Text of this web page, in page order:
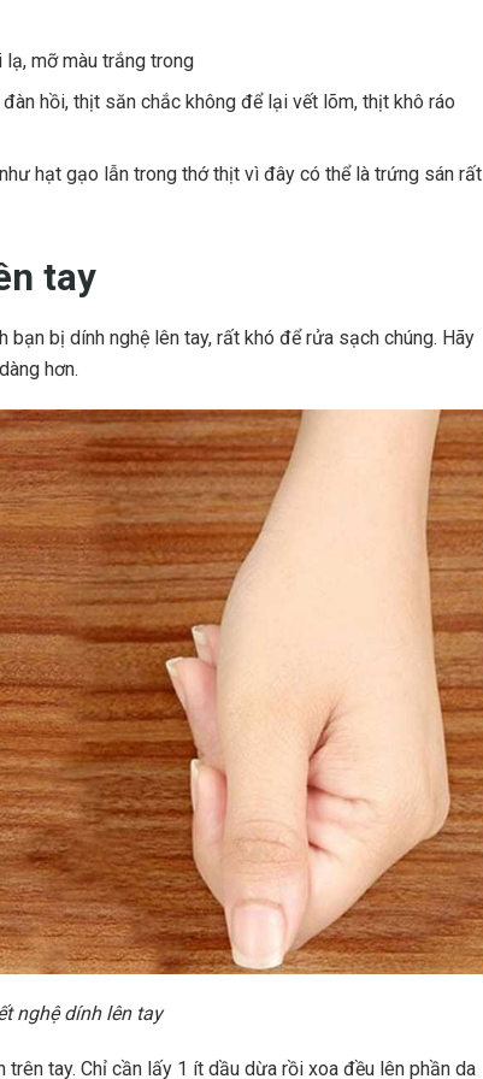
mỡ màu trắng trong
hồi, thịt săn chắc không để lại vết lõm, thịt khô ráo
hạt gạo lẫn trong thớ thịt vì đây có thể là trứng sán rất
tay
bị dính nghệ lên tay, rất khó để rửa sạch chúng. Hãy
hơn.
nghệ dính lên tay
tay. Chỉ cần lấy 1 ít dầu dừa rồi xoa đều lên phần da